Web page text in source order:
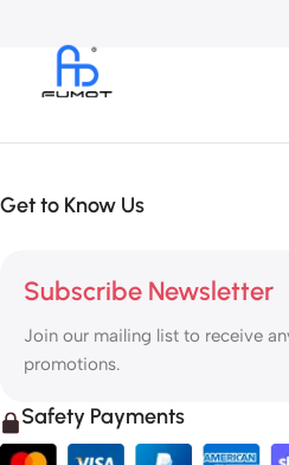
Get to Know Us
Subscribe Newsletter
Join our mailing list to receive
promotions.
Safety Payments